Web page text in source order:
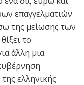
επαγγελματιών
της μείωσης των
το
άλλη μια
ελληνικής